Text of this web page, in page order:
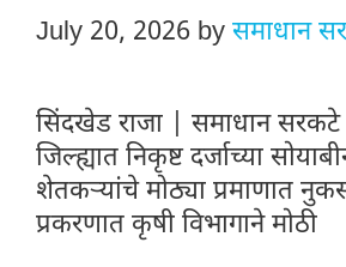
July 20, 2026 by समाधान
सिंदखेड राजा | समाधान सरकटे
जिल्ह्यात निकृष्ट दर्जाच्या
शेतकऱ्यांचे मोठ्या प्रमाणात
प्रकरणात कृषी विभागाने मोठी